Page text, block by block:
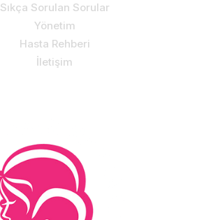
Sıkça Sorulan Sorular
Yönetim
Hasta Rehberi
İletişim